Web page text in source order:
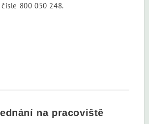
čísle 800 050 248.
na pracoviště